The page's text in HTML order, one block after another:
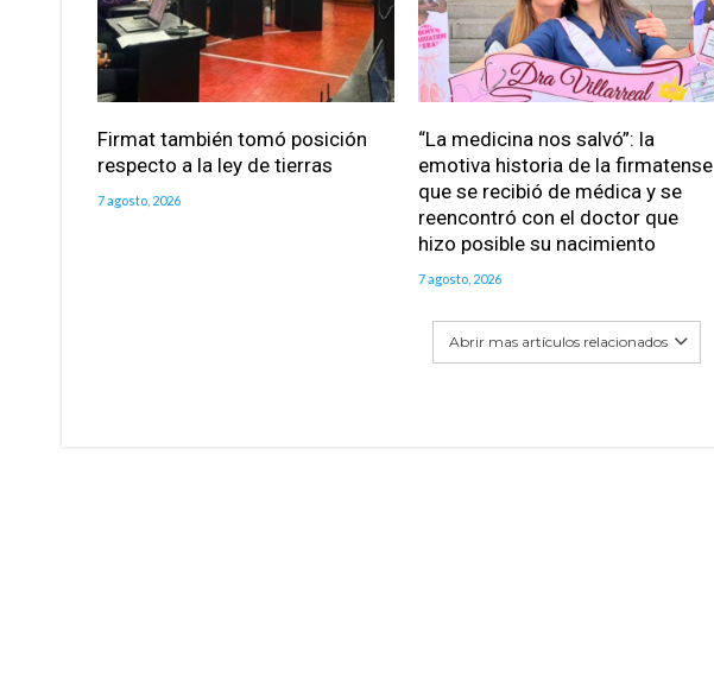
Firmat también tomó posición
respecto a la ley de tierras
7 agosto, 2026
“La medicina nos salvó”: la
emotiva historia de la firmatense
que se recibió de médica y se
reencontró con el doctor que
hizo posible su nacimiento
7 agosto, 2026
Abrir mas artículos relacionados